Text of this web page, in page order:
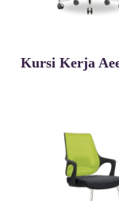
Kursi Kerja